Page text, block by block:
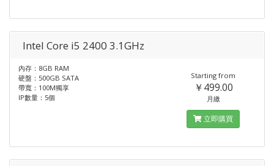
Intel Core i5 2400 3.1GHz
內存：8GB RAM
硬盤：500GB SATA
帶寬：100M獨享
IP數量：5個
Starting from
￥499.00
月繳
立即購買